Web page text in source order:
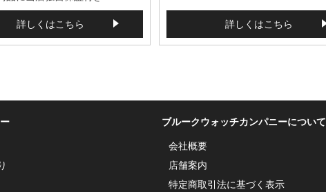
詳しくはこちら 詳しくはこちら
ブルークウォッチカンパニーについて
会社概要
店舗案内
特定商取引法に基づく表示